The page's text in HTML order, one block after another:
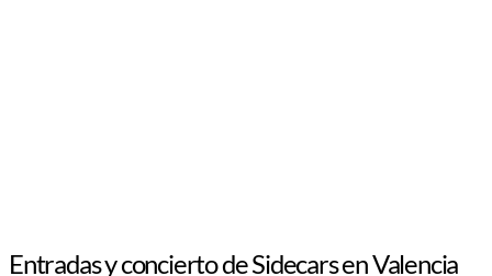
Entradas y concierto de Sidecars en Valencia